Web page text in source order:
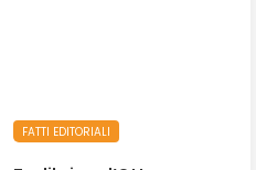
FATTI EDITORIALI